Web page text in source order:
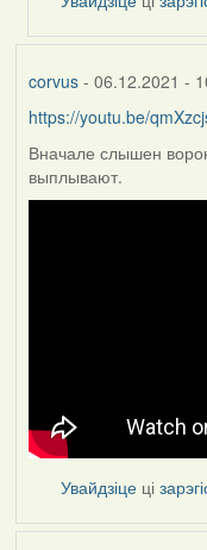
corvus- 06.12.2021 -
https://youtu.be/
Вначале слышен
выплывают.
Увайдзіце ці